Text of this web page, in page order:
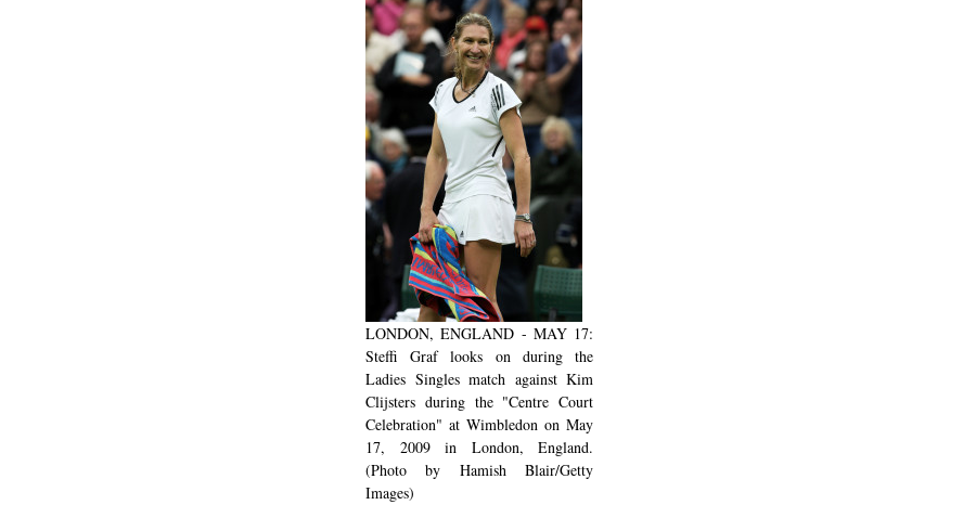
LONDON, ENGLAND - MAY 17:
Steffi Graf looks on during the
Ladies Singles match against Kim
Clijsters during the "Centre Court
Celebration" at Wimbledon on May
17, 2009 in London, England.
(Photo by Hamish Blair/Getty
Images)